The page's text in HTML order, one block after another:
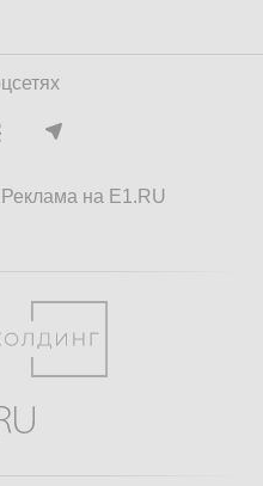
Реклама на E1.RU